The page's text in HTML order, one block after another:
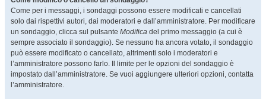
Come per i messaggi, i sondaggi possono essere modificati e cancellati
solo dai rispettivi autori, dai moderatori e dall’amministratore. Per modificare
un sondaggio, clicca sul pulsante Modifica del primo messaggio (a cui è
sempre associato il sondaggio). Se nessuno ha ancora votato, il sondaggio
può essere modificato o cancellato, altrimenti solo i moderatori e
l’amministratore possono farlo. Il limite per le opzioni del sondaggio è
impostato dall’amministratore. Se vuoi aggiungere ulteriori opzioni, contatta
l’amministratore.